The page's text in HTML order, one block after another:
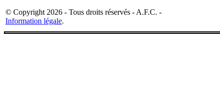
© Copyright 2026 - Tous droits réservés - A.F.C. -
Information légale.